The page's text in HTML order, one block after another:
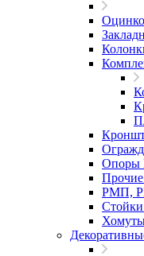
Опоры
Прочие
РМП,